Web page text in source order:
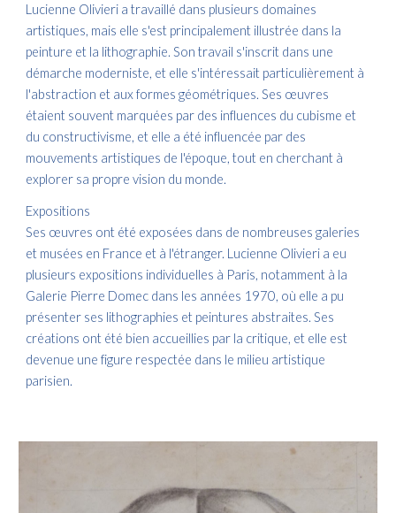
Lucienne Olivieri a travaillé dans plusieurs domaines
artistiques, mais elle s'est principalement illustrée dans la
peinture et la lithographie. Son travail s'inscrit dans une
démarche moderniste, et elle s'intéressait particulièrement à
l'abstraction et aux formes géométriques. Ses œuvres
étaient souvent marquées par des influences du cubisme et
du constructivisme, et elle a été influencée par des
mouvements artistiques de l'époque, tout en cherchant à
explorer sa propre vision du monde.
Expositions
Ses œuvres ont été exposées dans de nombreuses galeries
et musées en France et à l'étranger. Lucienne Olivieri a eu
plusieurs expositions individuelles à Paris, notamment à la
Galerie Pierre Domec dans les années 1970, où elle a pu
présenter ses lithographies et peintures abstraites. Ses
créations ont été bien accueillies par la critique, et elle est
devenue une figure respectée dans le milieu artistique
parisien.